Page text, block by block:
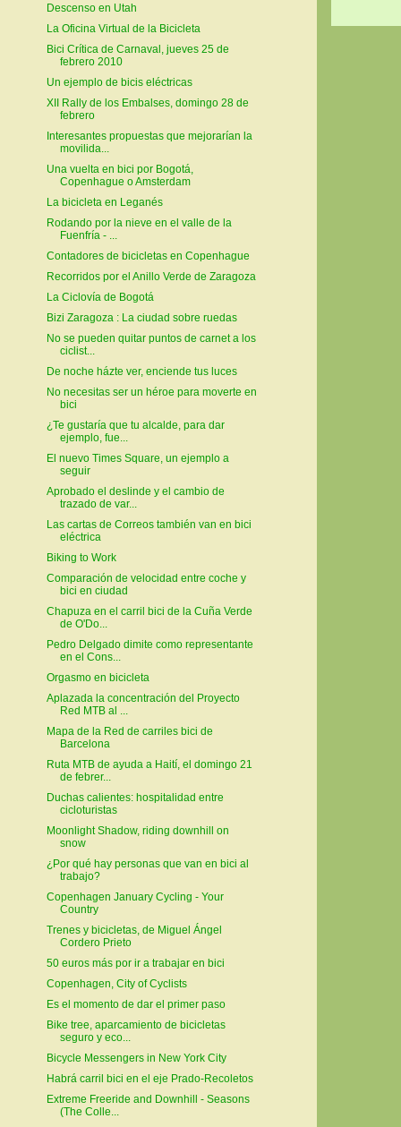
Descenso en Utah
La Oficina Virtual de la Bicicleta
Bici Crítica de Carnaval, jueves 25 de
febrero 2010
Un ejemplo de bicis eléctricas
XII Rally de los Embalses, domingo 28 de
febrero
Interesantes propuestas que mejorarían la
movilida...
Una vuelta en bici por Bogotá,
Copenhague o Amsterdam
La bicicleta en Leganés
Rodando por la nieve en el valle de la
Fuenfría - ...
Contadores de bicicletas en Copenhague
Recorridos por el Anillo Verde de Zaragoza
La Ciclovía de Bogotá
Bizi Zaragoza : La ciudad sobre ruedas
No se pueden quitar puntos de carnet a los
ciclist...
De noche házte ver, enciende tus luces
No necesitas ser un héroe para moverte en
bici
¿Te gustaría que tu alcalde, para dar
ejemplo, fue...
El nuevo Times Square, un ejemplo a
seguir
Aprobado el deslinde y el cambio de
trazado de var...
Las cartas de Correos también van en bici
eléctrica
Biking to Work
Comparación de velocidad entre coche y
bici en ciudad
Chapuza en el carril bici de la Cuña Verde
de O'Do...
Pedro Delgado dimite como representante
en el Cons...
Orgasmo en bicicleta
Aplazada la concentración del Proyecto
Red MTB al ...
Mapa de la Red de carriles bici de
Barcelona
Ruta MTB de ayuda a Haití, el domingo 21
de febrer...
Duchas calientes: hospitalidad entre
cicloturistas
Moonlight Shadow, riding downhill on
snow
¿Por qué hay personas que van en bici al
trabajo?
Copenhagen January Cycling - Your
Country
Trenes y bicicletas, de Miguel Ángel
Cordero Prieto
50 euros más por ir a trabajar en bici
Copenhagen, City of Cyclists
Es el momento de dar el primer paso
Bike tree, aparcamiento de bicicletas
seguro y eco...
Bicycle Messengers in New York City
Habrá carril bici en el eje Prado-Recoletos
Extreme Freeride and Downhill - Seasons
(The Colle...